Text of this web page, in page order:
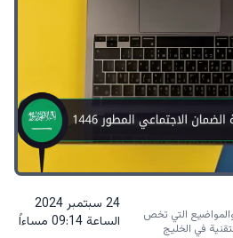
والمواضيع التي تخص
في الخليج
24 سبتمبر 2024
الساعة 09:14 مساءاً